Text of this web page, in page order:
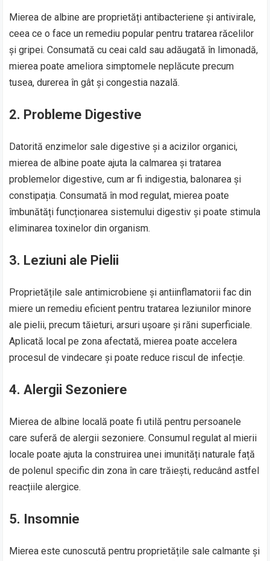
Mierea de albine are proprietăți antibacteriene și antivirale,
ceea ce o face un remediu popular pentru tratarea răcelilor
și gripei. Consumată cu ceai cald sau adăugată în limonadă,
mierea poate ameliora simptomele neplăcute precum
tusea, durerea în gât și congestia nazală.
2. Probleme Digestive
Datorită enzimelor sale digestive și a acizilor organici,
mierea de albine poate ajuta la calmarea și tratarea
problemelor digestive, cum ar fi indigestia, balonarea și
constipația. Consumată în mod regulat, mierea poate
îmbunătăți funcționarea sistemului digestiv și poate stimula
eliminarea toxinelor din organism.
3. Leziuni ale Pielii
Proprietățile sale antimicrobiene și antiinflamatorii fac din
miere un remediu eficient pentru tratarea leziunilor minore
ale pielii, precum tăieturi, arsuri ușoare și răni superficiale.
Aplicată local pe zona afectată, mierea poate accelera
procesul de vindecare și poate reduce riscul de infecție.
4. Alergii Sezoniere
Mierea de albine locală poate fi utilă pentru persoanele
care suferă de alergii sezoniere. Consumul regulat al mierii
locale poate ajuta la construirea unei imunități naturale față
de polenul specific din zona în care trăiești, reducând astfel
reacțiile alergice.
5. Insomnie
Mierea este cunoscută pentru proprietățile sale calmante și